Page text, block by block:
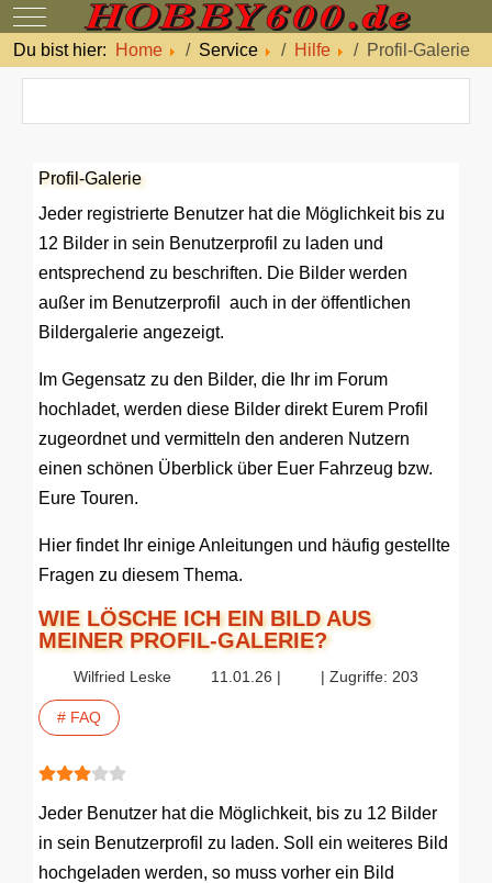
Mobile Menu Toggle
Du bist hier:
Home Service Hilfe Profil-Galerie
Profil-Galerie
Jeder registrierte Benutzer hat die Möglichkeit bis zu
12 Bilder in sein Benutzerprofil zu laden und
entsprechend zu beschriften. Die Bilder werden
außer im Benutzerprofil auch in der öffentlichen
Bildergalerie angezeigt.
Im Gegensatz zu den Bilder, die Ihr im Forum
hochladet, werden diese Bilder direkt Eurem Profil
zugeordnet und vermitteln den anderen Nutzern
einen schönen Überblick über Euer Fahrzeug bzw.
Eure Touren.
Hier findet Ihr einige Anleitungen und häufig gestellte
Fragen zu diesem Thema.
WIE LÖSCHE ICH EIN BILD AUS
MEINER PROFIL-GALERIE?
Wilfried Leske 11.01.26 | | Zugriffe: 203
# FAQ
Bewertung:
Jeder Benutzer hat die Möglichkeit, bis zu 12 Bilder
in sein Benutzerprofil zu laden. Soll ein weiteres Bild
hochgeladen werden, so muss vorher ein Bild